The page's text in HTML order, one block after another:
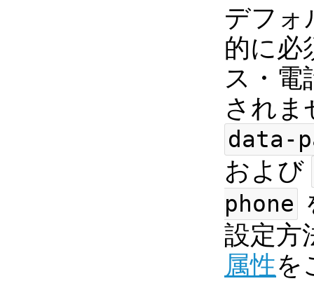
デフォ
的に必
ス・電
されま
data-
および
phone
設定方
属性を